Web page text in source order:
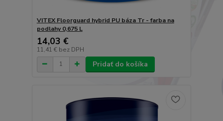
VITEX Floorguard hybrid PU báza Tr - farba na
podlahy 0,675 L
14,03 €
11,41 € bez DPH
Pridať do košíka